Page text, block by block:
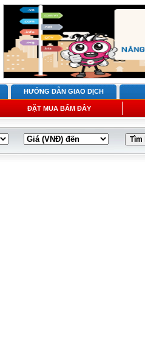
HƯỚNG DẪN GIAO DỊCH
ĐẶT MUA BẤM ĐÂY